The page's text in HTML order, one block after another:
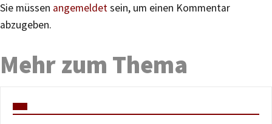
Sie müssen angemeldetsein, um einen Kommentar
abzugeben.
Mehr zum Thema